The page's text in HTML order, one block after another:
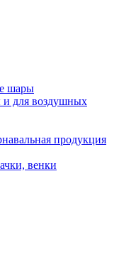
шары
и для воздушных
продукция
венки